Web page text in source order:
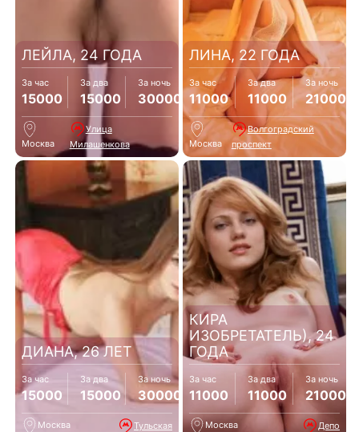
ЛЕЙЛА, 24 ГОДА
За час
15000
За два
15000
За ночь
30000
Москва
Улица
Милашенкова
ЛИНА, 22 ГОДА
За час
11000
За два
11000
За ночь
21000
Москва
Волгоградский
проспект
ДИАНА, 26 ЛЕТ
За час
15000
За два
15000
За ночь
30000
Москва Тульская
КИРА
ИЗОБРЕТАТЕЛЬ), 24
ГОДА
За час
11000
За два
11000
За ночь
21000
Москва Депо